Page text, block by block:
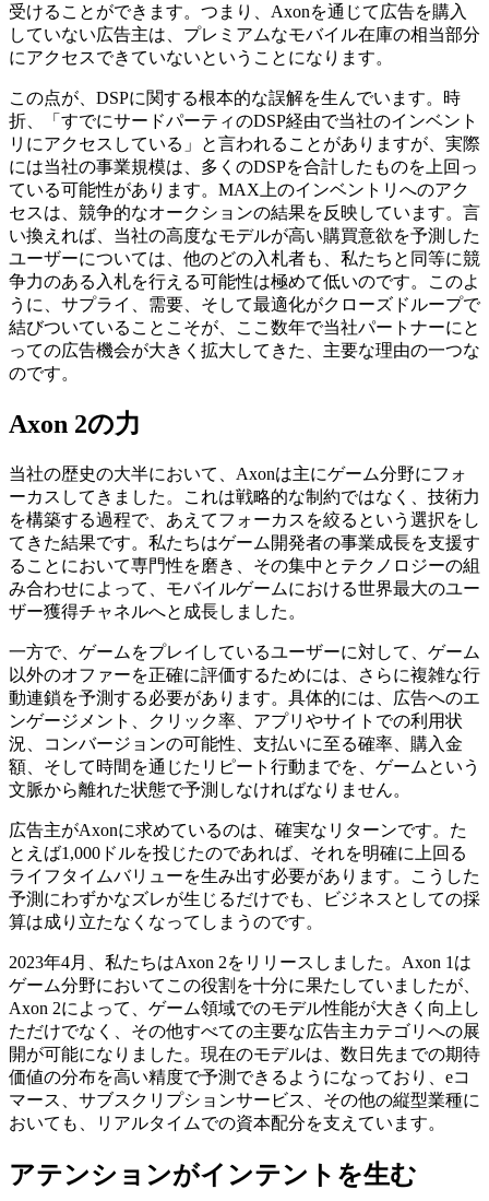
受けることができます。つまり、Axonを通じて広告を購入
していない広告主は、プレミアムなモバイル在庫の相当部分
にアクセスできていないということになります。
この点が、DSPに関する根本的な誤解を生んでいます。時
折、「すでにサードパーティのDSP経由で当社のインベント
リにアクセスしている」と言われることがありますが、実際
には当社の事業規模は、多くのDSPを合計したものを上回っ
ている可能性があります。MAX上のインベントリへのアク
セスは、競争的なオークションの結果を反映しています。言
い換えれば、当社の高度なモデルが高い購買意欲を予測した
ユーザーについては、他のどの入札者も、私たちと同等に競
争力のある入札を行える可能性は極めて低いのです。このよ
うに、サプライ、需要、そして最適化がクローズドループで
結びついていることこそが、ここ数年で当社パートナーにと
っての広告機会が大きく拡大してきた、主要な理由の一つな
のです。
Axon 2の力
当社の歴史の大半において、Axonは主にゲーム分野にフォ
ーカスしてきました。これは戦略的な制約ではなく、技術力
を構築する過程で、あえてフォーカスを絞るという選択をし
てきた結果です。私たちはゲーム開発者の事業成長を支援す
ることにおいて専門性を磨き、その集中とテクノロジーの組
み合わせによって、モバイルゲームにおける世界最大のユー
ザー獲得チャネルへと成長しました。
一方で、ゲームをプレイしているユーザーに対して、ゲーム
以外のオファーを正確に評価するためには、さらに複雑な行
動連鎖を予測する必要があります。具体的には、広告へのエ
ンゲージメント、クリック率、アプリやサイトでの利用状
況、コンバージョンの可能性、支払いに至る確率、購入金
額、そして時間を通じたリピート行動までを、ゲームという
文脈から離れた状態で予測しなければなりません。
広告主がAxonに求めているのは、確実なリターンです。た
とえば1,000ドルを投じたのであれば、それを明確に上回る
ライフタイムバリューを生み出す必要があります。こうした
予測にわずかなズレが生じるだけでも、ビジネスとしての採
算は成り立たなくなってしまうのです。
2023年4月、私たちはAxon 2をリリースしました。Axon 1は
ゲーム分野においてこの役割を十分に果たしていましたが、
Axon 2によって、ゲーム領域でのモデル性能が大きく向上し
ただけでなく、その他すべての主要な広告主カテゴリへの展
開が可能になりました。現在のモデルは、数日先までの期待
価値の分布を高い精度で予測できるようになっており、eコ
マース、サブスクリプションサービス、その他の縦型業種に
おいても、リアルタイムでの資本配分を支えています。
アテンションがインテントを生む